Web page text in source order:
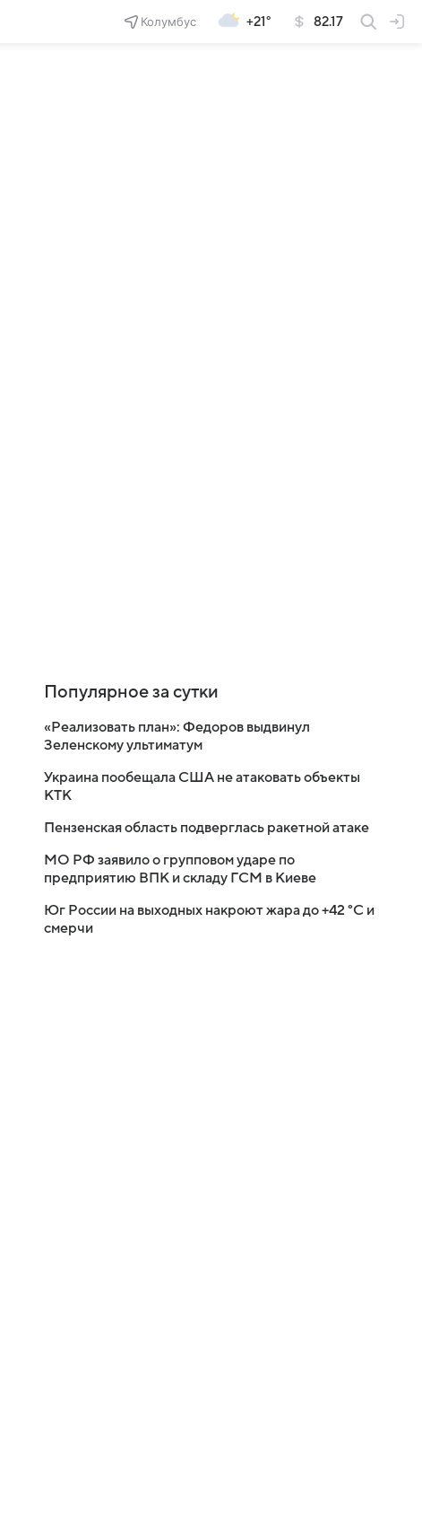
Колумбус +21° 82.17
Популярное за сутки
«Реализовать план»: Федоров выдвинул
Зеленскому ультиматум
Украина пообещала США не атаковать объекты
КТК
Пензенская область подверглась ракетной атаке
МО РФ заявило о групповом ударе по
предприятию ВПК и складу ГСМ в Киеве
Юг России на выходных накроют жара до +42 °C и
смерчи